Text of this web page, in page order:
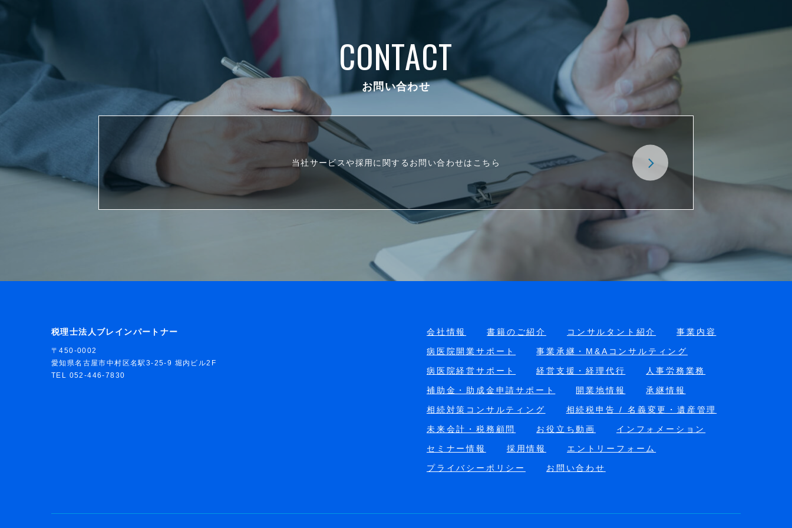
CONTACT
お問い合わせ
当社サービスや採用に関するお問い合わせはこちら
税理士法人ブレインパートナー
〒450-0002
愛知県名古屋市中村区名駅3-25-9 堀内ビル2F
TEL 052-446-7830
会社情報 書籍のご紹介 コンサルタント紹介 事業内容
病医院開業サポート 事業承継・M&Aコンサルティング
病医院経営サポート 経営支援・経理代行 人事労務業務
補助金・助成金申請サポート 開業地情報 承継情報
相続対策コンサルティング 相続税申告 / 名義変更・遺産管理
未来会計・税務顧問 お役立ち動画 インフォメーション
セミナー情報 採用情報 エントリーフォーム
プライバシーポリシー お問い合わせ